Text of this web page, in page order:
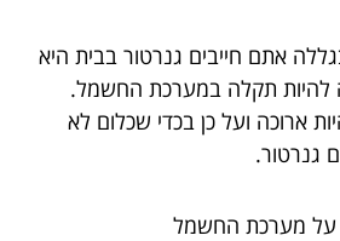
אתם חייבים גנרטור בבית היא
להיות תקלה במערכת החשמל.
ארוכה ועל כן בכדי שכלום לא
גנרטור.
על מערכת החשמל